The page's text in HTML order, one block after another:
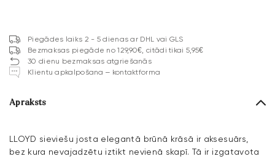
Piegādes laiks 2 - 5 dienas ar DHL vai GLS
Bezmaksas piegāde no 129,90€, citādi tikai 5,95€
30 dienu bezmaksas atgriešanās
Klientu apkalpošana – kontaktforma
Apraksts
LLOYD sieviešu josta elegantā brūnā krāsā ir aksesuārs,
bez kura nevajadzētu iztikt nevienā skapī. Tā ir izgatavota